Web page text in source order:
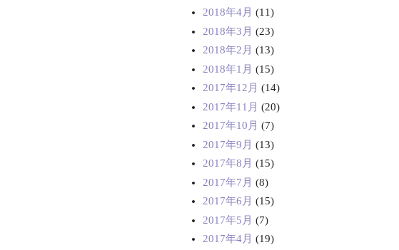
2018年4月 (11)
2018年3月 (23)
2018年2月 (13)
2018年1月 (15)
2017年12月 (14)
2017年11月 (20)
2017年10月 (7)
2017年9月 (13)
2017年8月 (15)
2017年7月 (8)
2017年6月 (15)
2017年5月 (7)
2017年4月 (19)